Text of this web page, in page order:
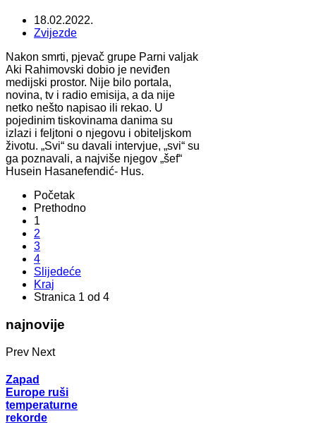
18.02.2022.
Zvijezde
Nakon smrti, pjevač grupe Parni valjak
Aki Rahimovski dobio je neviđen
medijski prostor. Nije bilo portala,
novina, tv i radio emisija, a da nije
netko nešto napisao ili rekao. U
pojedinim tiskovinama danima su
izlazi i feljtoni o njegovu i obiteljskom
životu. „Svi“ su davali intervjue, „svi“ su
ga poznavali, a najviše njegov „šef“
Husein Hasanefendić- Hus.
Početak
Prethodno
1
2
3
4
Slijedeće
Kraj
Stranica 1 od 4
najnovije
Prev Next
Zapad
Europe ruši
temperaturne
rekorde